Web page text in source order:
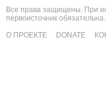
Все права защищены. При
первоисточник
О ПРОЕКТЕ
DONATE